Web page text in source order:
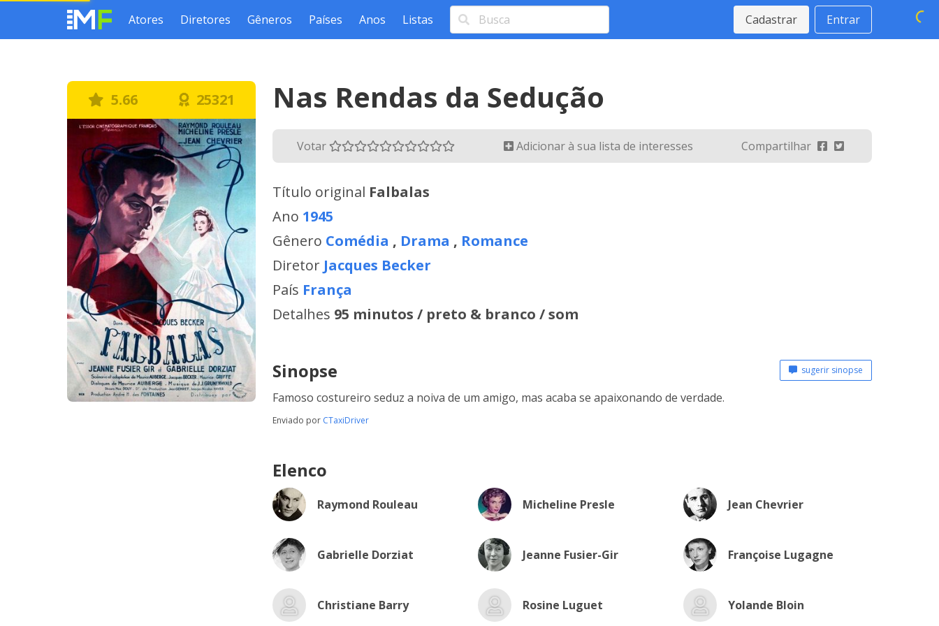
Atores Diretores Gêneros Países Anos Listas Cadastrar Entrar
5.66 25321 Nas Rendas da Sedução
Votar Adicionar à sua lista de interesses Compartilhar
Título original Falbalas
Ano 1945
Gênero Comédia , Drama , Romance
Diretor Jacques Becker
País França
Detalhes 95 minutos / preto & branco / som
Sinopse sugerir sinopse
Famoso costureiro seduz a noiva de um amigo, mas acaba se apaixonando de verdade.
Enviado por CTaxiDriver
Elenco
Raymond Rouleau Micheline Presle Jean Chevrier
Gabrielle Dorziat Jeanne Fusier-Gir Françoise Lugagne
Christiane Barry Rosine Luguet Yolande Bloin